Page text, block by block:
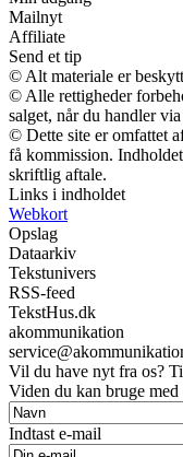
Mailnyt
Affiliate
Send et tip
© Alt materiale er
© Alle rettigheder
salget, når du handler
© Dette site er omfattet
få kommission.
skriftlig aftale.
Links i indholdet
Webkort
Opslag
Dataarkiv
Tekstunivers
RSS-feed
TekstHus.dk
akommunikation
Vil du have nyt fra os?
Viden du kan bruge
Indtast e-mail